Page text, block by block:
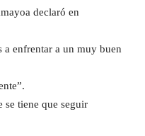
declaró en
enfrentar a un muy buen
se tiene que seguir